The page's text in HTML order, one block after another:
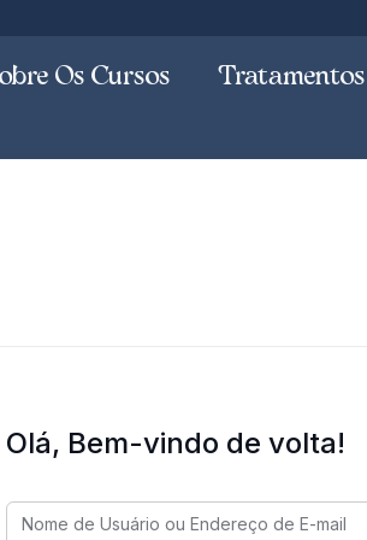
Os Cursos Tratamentos
Olá, Bem-vindo de volta!